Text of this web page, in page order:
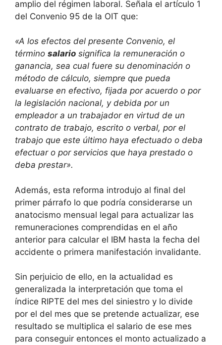
amplio del régimen laboral. Señala el artículo 1
del Convenio 95 de la OIT que:
«A los efectos del presente Convenio, el
término salario significa la remuneración o
ganancia, sea cual fuere su denominación o
método de cálculo, siempre que pueda
evaluarse en efectivo, fijada por acuerdo o por
la legislación nacional, y debida por un
empleador a un trabajador en virtud de un
contrato de trabajo, escrito o verbal, por el
trabajo que este último haya efectuado o deba
efectuar o por servicios que haya prestado o
deba prestar».
Además, esta reforma introdujo al final del
primer párrafo lo que podría considerarse un
anatocismo mensual legal para actualizar las
remuneraciones comprendidas en el año
anterior para calcular el IBM hasta la fecha del
accidente o primera manifestación invalidante.
Sin perjuicio de ello, en la actualidad es
generalizada la interpretación que toma el
índice RIPTE del mes del siniestro y lo divide
por el del mes que se pretende actualizar, ese
resultado se multiplica el salario de ese mes
para conseguir entonces el monto actualizado a